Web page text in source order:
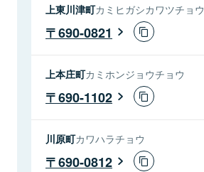
上東川津町カミヒガシカワツチョウ
690-0821
上本庄町カミホンジョウチョウ
690-1102
川原町カワハラチョウ
690-0812